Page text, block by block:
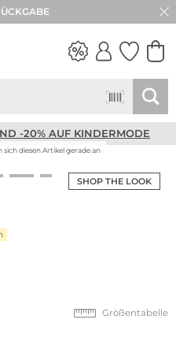
-20% AUF KINDERMODE
SHOP THE LOOK
sich diesen Artikel gerade an
Größentabelle